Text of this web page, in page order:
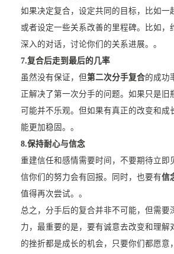
如果决定复合，设定共同的目标，比如一
或者设定一些关系改善的里程碑。比如，
深入的对话，讨论你们的关系进展。。
7.复合后走到最后的几率
虽然没有保证，但第二次分手复合的成功
正解决了第一次分手的问题。如果只是旧
可能并不乐观。但如果有真正的改变和成
能更加稳固。。
8.保持耐心与信念
重建信任和感情需要时间，不要期待立即
信你们的努力会有回报。同时，也要有信
值得再次尝试。。
总之，分手后的复合并非不可能，但需要
力，最重要的是，要有诚意去改变和理解
的挫折都是成长的机会，只要你们都愿意